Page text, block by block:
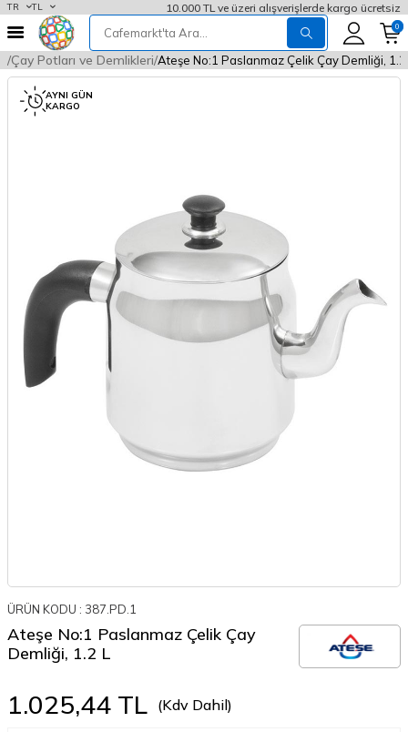
TR TL 10.000 TL ve üzeri alışverişlerde kargo ücretsiz
0
Çay Potları ve Demlikleri Ateşe No:1 Paslanmaz Çelik Çay Demliği, 1.2
AYNI GÜN
KARGO
ÜRÜN KODU : 387.PD.1
Ateşe No:1 Paslanmaz Çelik Çay
Demliği, 1.2 L
1.025,44 TL (Kdv Dahil)